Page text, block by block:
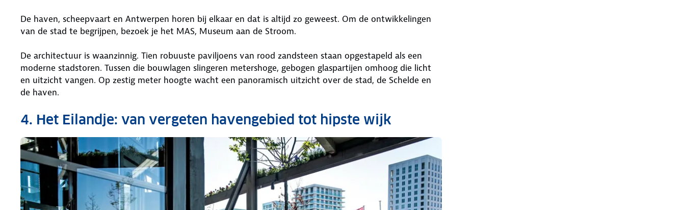
De haven, scheepvaart en Antwerpen horen bij elkaar en dat is altijd zo geweest. Om de ontwikkelingen
van de stad te begrijpen, bezoek je het MAS, Museum aan de Stroom.
De architectuur is waanzinnig. Tien robuuste paviljoens van rood zandsteen staan opgestapeld als een
moderne stadstoren. Tussen die bouwlagen slingeren metershoge, gebogen glaspartijen omhoog die licht
en uitzicht vangen. Op zestig meter hoogte wacht een panoramisch uitzicht over de stad, de Schelde en
de haven.
4. Het Eilandje: van vergeten havengebied tot hipste wijk